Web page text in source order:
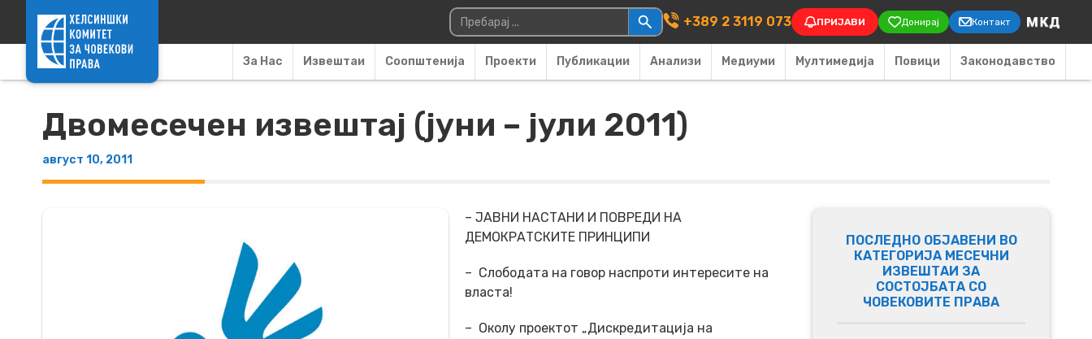
Main Navigation
Пребарувај за: +389 2 3119 073 ПРИЈАВИ Донирај Контакт
За Нас Извештаи Соопштенија Проекти Публикации Анализи Медиуми Мултимедија Повици Законодавство
Двомесечен извештај (јуни – јули 2011)
август 10, 2011
– ЈАВНИ НАСТАНИ И ПОВРЕДИ НА
ДЕМОКРАТСКИТЕ ПРИНЦИПИ
– Слободата на говор наспроти интересите на
власта!
– Околу проектот „Дискредитација на
ПОСЛЕДНО ОБЈАВЕНИ ВО
КАТЕГОРИЈА МЕСЕЧНИ
ИЗВЕШТАИ ЗА
СОСТОЈБАТА СО
ЧОВЕКОВИТЕ ПРАВА